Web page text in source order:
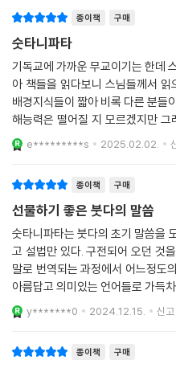
지혜로운 이는 그 자신의 길만을 생
저 광야를 가고 있는 코뿔소의 외뿔
혼자 가거라.
27. 동료들 속에 있으면
앉을 때나 설 때나 걸을 때나 여행할
그러나 욕망으로부터 벗어나
그 자신의 뜻을 따라
혼자 가거라.
28. 동료들 속에 있으면 거기 유희와
그러나 사랑하는 사람들과의 이별이
혼자 가거라.
하고 복잡하게 얽힌 마음의 실타래
명을 바꾸는 수행법이고 행복한 삶
말씀이 담긴 경전이야말로 가장 소
하는 이들에게 경전을 선물하는 것
수많은 경전에서 법보시가 최고의
다. 뜻 깊은 날, 특별한 날, 선물을
하기 좋은 책, 민족사에서 펴낸 선
물 중 최고의 선물이 될 것이다.
종이책 구매
숫타니파타
기독교에 가까운 무교이기는 한데
아 책들을 읽다보니 스님들께서
배경지식들이 짧아 비록 다른 분들
해능력은 떨어질 지 모르겠지만
서 좋았어요
e*********s 2025.02.02.
종이책 구매
선물하기 좋은 붓다의 말씀
숫타니파타는 붓다의 초기 말씀을
고 설법만 있다. 구전되어 오던 것
말로 번역되는 과정에서 어느정도
아름답고 의미있는 언어들로 가득
y*******0 2024.12.15. 신고
종이책 구매